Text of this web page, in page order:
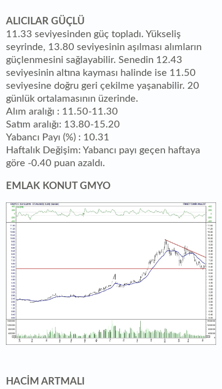
ALICILAR GÜÇLÜ
11.33 seviyesinden güç topladı. Yükseliş
seyrinde, 13.80 seviyesinin aşılması alımların
güçlenmesini sağlayabilir. Senedin 12.43
seviyesinin altına kayması halinde ise 11.50
seviyesine doğru geri çekilme yaşanabilir. 20
günlük ortalamasının üzerinde.
Alım aralığı : 11.50-11.30
Satım aralığı: 13.80-15.20
Yabancı Payı (%) : 10.31
Haftalık Değişim: Yabancı payı geçen haftaya
göre -0.40 puan azaldı.
EMLAK KONUT GMYO
HACİM ARTMALI